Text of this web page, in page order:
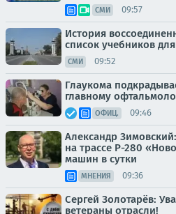
СМИ 09:57
История
список учебников
СМИ 09:52
Глаукома
главному
ОФИЦ. 09:46
Александр
на трассе Р-280
машин в сутки
МНЕНИЯ 09:36
Сергей Золотарёв:
ветераны отрасли!